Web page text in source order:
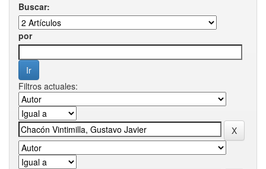
Buscar:
por
Filtros actuales: